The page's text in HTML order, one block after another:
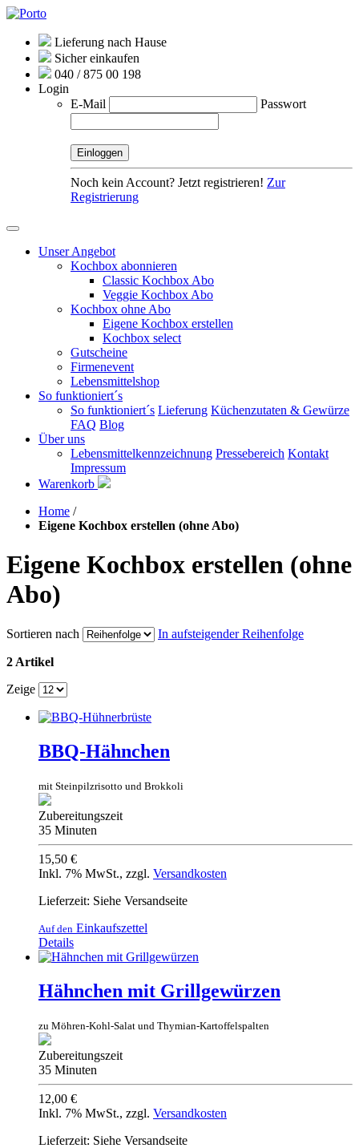
Lieferung nach Hause
Sicher einkaufen
040 / 875 00 198
Login
E-Mail
Passwort
Noch kein Account? Jetzt registrieren! Zur
Registrierung
Unser Angebot
Kochbox abonnieren
Classic Kochbox Abo
Veggie Kochbox Abo
Kochbox ohne Abo
Eigene Kochbox erstellen
Kochbox select
Gutscheine
Firmenevent
Lebensmittelshop
So funktioniert´s
So funktioniert´s Lieferung Küchenzutaten & Gewürze
FAQ Blog
Über uns
Lebensmittelkennzeichnung Pressebereich Kontakt
Impressum
Warenkorb
Home /
Eigene Kochbox erstellen (ohne Abo)
Eigene Kochbox erstellen (ohne
Abo)
Sortieren nach In aufsteigender Reihenfolge
2 Artikel
Zeige
BBQ-Hähnchen
mit Steinpilzrisotto und Brokkoli
Zubereitungszeit
35 Minuten
15,50 €
Inkl. 7% MwSt., zzgl. Versandkosten
Lieferzeit: Siehe Versandseite
Auf den Einkaufszettel
Details
Hähnchen mit Grillgewürzen
zu Möhren-Kohl-Salat und Thymian-Kartoffelspalten
Zubereitungszeit
35 Minuten
12,00 €
Inkl. 7% MwSt., zzgl. Versandkosten
Lieferzeit: Siehe Versandseite